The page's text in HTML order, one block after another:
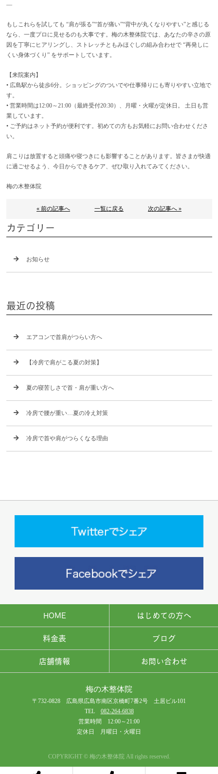
—
もしこれらを試しても “肩が張る”“首が痛い”“背中が丸くなりやすい”と感じる
なら、一度プロに見せるのも大事です。梅の木整体院では、あなたの辛さの原
因を丁寧にヒアリングし、ストレッチともみほぐしの組み合わせで “再発しに
くい身体づくり” をサポートしています。
【来院案内】
• 広島駅から徒歩6分。ショッピングのついでや仕事帰りにも寄りやすい立地で
す。
• 営業時間は12:00～21:00（最終受付20:30）、月曜・火曜が定休日。 土日も営
業しています。
• ご予約はネット予約が便利です。初めての方もお気軽にお問い合わせくださ
い。
肩こりは放置すると頭痛や寝つきにも影響することがあります。皆さまが快適
に過ごせるよう、今日からできるケア、ぜひ取り入れてみてください。
梅の木整体院
« 前の記事へ 一覧に戻る 次の記事へ »
カテゴリー
お知らせ
最近の投稿
エアコンで首肩がつらい方へ
【冷房で肩がこる夏の対策】
夏の寝苦しさで首・肩が重い方へ
冷房で腰が重い…夏の冷え対策
冷房で首や肩がつらくなる理由
HOME はじめての方へ
料金表 ブログ
店舗情報 お問い合わせ
梅の木整体院
〒732-0828 広島県広島市南区京橋町7番2号 土居ビル101
TEL 082-264-6838
営業時間 12:00～21:00
定休日 月曜日・火曜日
COPYRIGHT © 梅の木整体院 All rights reserved.